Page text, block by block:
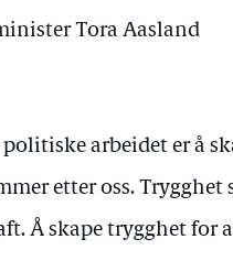
Tora Aasland
arbeidet er å
etter oss. Trygghet
Å skape trygghet for